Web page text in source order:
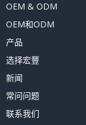
OEM & ODM
OEM和ODM
产品
选择宏豐
新闻
常问问题
联系我们